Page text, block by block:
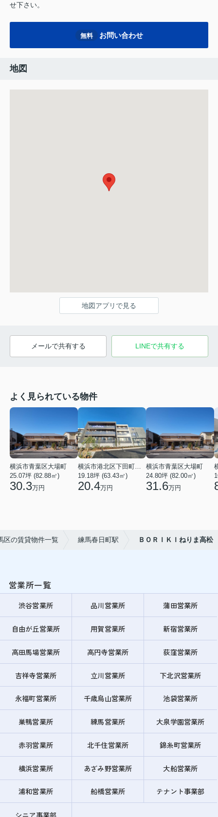
せ下さい。
無料 お問い合わせ
地図
地図アプリで見る
メールで共有する LINEで共有する
よく見られている物件
横浜市青葉区大場町
25.07坪 (82.88㎡)
30.3万円
19.18坪 (63.43㎡)
20.4万円
横浜市青葉区大場町
24.80坪 (82.00㎡)
31.6万円
区の賃貸物件一覧 練馬春日町駅 ＢＯＲＩＫＩねりま高松
営業所一覧
渋谷営業所 品川営業所 蒲田営業所
自由が丘営業所 用賀営業所 新宿営業所
高田馬場営業所 高円寺営業所 荻窪営業所
吉祥寺営業所 立川営業所 下北沢営業所
永福町営業所 千歳烏山営業所 池袋営業所
巣鴨営業所 練馬営業所 大泉学園営業所
赤羽営業所 北千住営業所 錦糸町営業所
横浜営業所 あざみ野営業所 大船営業所
浦和営業所 船橋営業所 テナント事業部
シニア事業部